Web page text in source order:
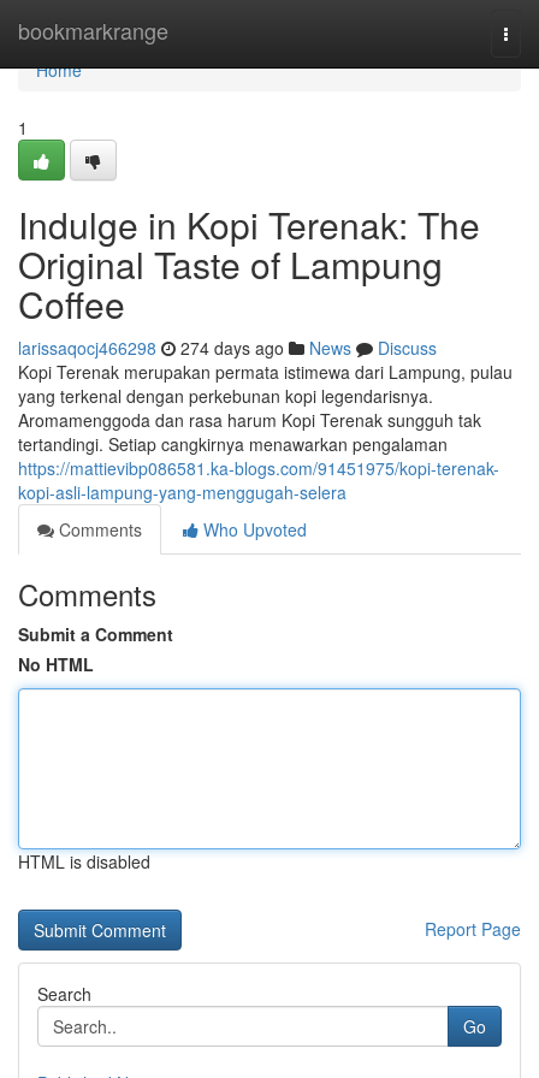
bookmarkrange
Home
Home
1
Indulge in Kopi Terenak: The
Original Taste of Lampung
Coffee
larissaqocj466298 274 days ago News
Discuss
Kopi Terenak merupakan permata istimewa dari Lampung, pulau
yang terkenal dengan perkebunan kopi legendarisnya.
Aromamenggoda dan rasa harum Kopi Terenak sungguh tak
tertandingi. Setiap cangkirnya menawarkan pengalaman
https://mattievibp086581.ka-blogs.com/91451975/kopi-terenak-
kopi-asli-lampung-yang-menggugah-selera
Comments
Who Upvoted
Comments
Submit a Comment
No HTML
HTML is disabled
Report Page
Search
Go